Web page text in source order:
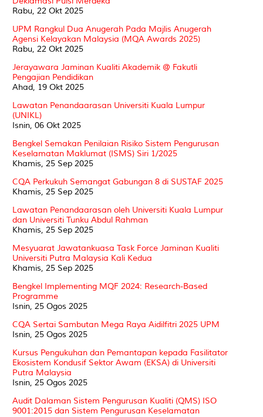
Rabu, 22 Okt 2025
UPM Rangkul Dua Anugerah Pada Majlis Anugerah
Agensi Kelayakan Malaysia (MQA Awards 2025)
Rabu, 22 Okt 2025
Jerayawara Jaminan Kualiti Akademik @ Fakutli
Pengajian Pendidikan
Ahad, 19 Okt 2025
Lawatan Penandaarasan Universiti Kuala Lumpur
(UNIKL)
Isnin, 06 Okt 2025
Bengkel Semakan Penilaian Risiko Sistem Pengurusan
Keselamatan Maklumat (ISMS) Siri 1/2025
Khamis, 25 Sep 2025
CQA Perkukuh Semangat Gabungan 8 di SUSTAF 2025
Khamis, 25 Sep 2025
Lawatan Penandaarasan oleh Universiti Kuala Lumpur
dan Universiti Tunku Abdul Rahman
Khamis, 25 Sep 2025
Mesyuarat Jawatankuasa Task Force Jaminan Kualiti
Universiti Putra Malaysia Kali Kedua
Khamis, 25 Sep 2025
Bengkel Implementing MQF 2024: Research-Based
Programme
Isnin, 25 Ogos 2025
CQA Sertai Sambutan Mega Raya Aidilfitri 2025 UPM
Isnin, 25 Ogos 2025
Kursus Pengukuhan dan Pemantapan kepada Fasilitator
Ekosistem Kondusif Sektor Awam (EKSA) di Universiti
Putra Malaysia
Isnin, 25 Ogos 2025
Audit Dalaman Sistem Pengurusan Kualiti (QMS) ISO
9001:2015 dan Sistem Pengurusan Keselamatan